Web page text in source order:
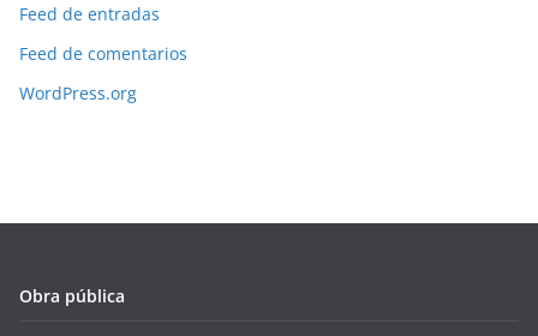
Feed de entradas
Feed de comentarios
WordPress.org
Obra pública